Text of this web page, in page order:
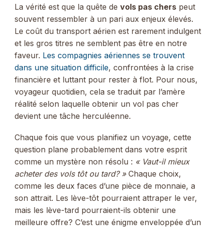
La vérité est que la quête de vols pas chers peut
souvent ressembler à un pari aux enjeux élevés.
Le coût du transport aérien est rarement indulgent
et les gros titres ne semblent pas être en notre
faveur. Les compagnies aériennes se trouvent
dans une situation difficile, confrontées à la crise
financière et luttant pour rester à flot. Pour nous,
voyageur quotidien, cela se traduit par l’amère
réalité selon laquelle obtenir un vol pas cher
devient une tâche herculéenne.
Chaque fois que vous planifiez un voyage, cette
question plane probablement dans votre esprit
comme un mystère non résolu : « Vaut-il mieux
acheter des vols tôt ou tard? »Chaque choix,
comme les deux faces d’une pièce de monnaie, a
son attrait. Les lève-tôt pourraient attraper le ver,
mais les lève-tard pourraient-ils obtenir une
meilleure offre? C’est une énigme enveloppée d’un